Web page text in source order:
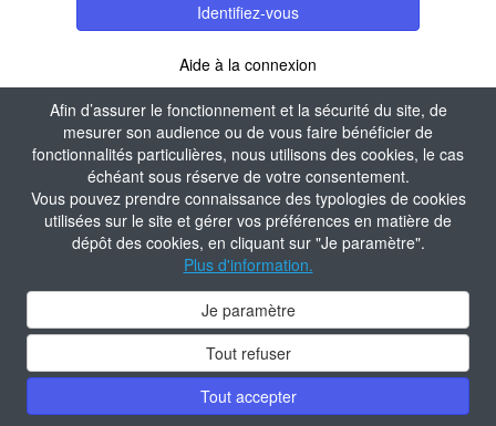
Afin d’assurer le fonctionnement et la sécurité du site, de
mesurer son audience ou de vous faire bénéficier de
fonctionnalités particulières, nous utilisons des cookies, le cas
échéant sous réserve de votre consentement.
Vous pouvez prendre connaissance des typologies de cookies
utilisées sur le site et gérer vos préférences en matière de
dépôt des cookies, en cliquant sur "Je paramètre".
Plus d'information.
Je paramètre
Tout refuser
Tout accepter
Identifiez-vous
Aide à la connexion